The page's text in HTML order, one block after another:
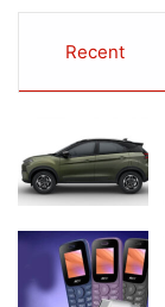
Recent